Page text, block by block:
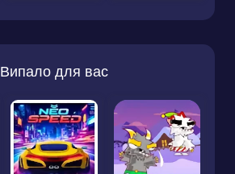
Випало для вас